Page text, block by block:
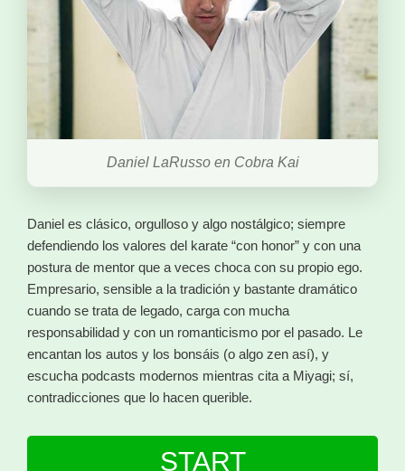
Daniel LaRusso en Cobra Kai
Daniel es clásico, orgulloso y algo nostálgico; siempre
defendiendo los valores del karate “con honor” y con una
postura de mentor que a veces choca con su propio ego.
Empresario, sensible a la tradición y bastante dramático
cuando se trata de legado, carga con mucha
responsabilidad y con un romanticismo por el pasado. Le
encantan los autos y los bonsáis (o algo zen así), y
escucha podcasts modernos mientras cita a Miyagi; sí,
contradicciones que lo hacen querible.
START